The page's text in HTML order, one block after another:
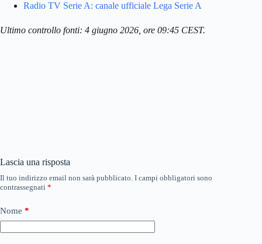
Radio TV Serie A: canale ufficiale Lega Serie A
Ultimo controllo fonti: 4 giugno 2026, ore 09:45 CEST.
Lascia una risposta
Il tuo indirizzo email non sarà pubblicato. I campi obbligatori sono
contrassegnati *
Nome *